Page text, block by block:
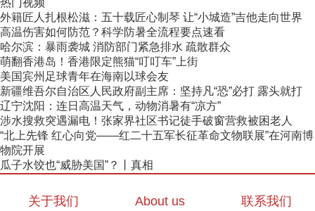
热门视频
外籍匠人扎根松滋：五十载匠心制琴 让“小城造”吉他走向世界
高温伤害如何防范？科学防暑全流程要点速看
哈尔滨：暴雨袭城 消防部门紧急排水 疏散群众
萌翻香港岛！香港限定熊猫“叮叮车”上街
美国宾州足球青年在海南以球会友
新疆维吾尔自治区人民政府副主席：坚持凡“恐”必打 露头就打
辽宁沈阳：连日高温天气，动物消暑有“凉方”
涉水搜救突遇漏电！张家界社区书记徒手破窗营救被困老人
“北上先锋 红心向党——红二十五军长征革命文物联展”在河南博
物院开展
瓜子水饺也“威胁美国”？丨真相
关于我们 About us 联系我们